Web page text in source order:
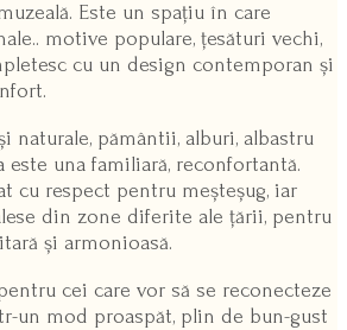
Este un spațiu în care
motive populare, țesături vechi,
cu un design contemporan și
naturale, pământii, alburi, albastru
este una familiară, reconfortantă.
cu respect pentru meșteșug, iar
din zone diferite ale țării, pentru
și armonioasă.
cei care vor să se reconecteze
un mod proaspăt, plin de bun-gust